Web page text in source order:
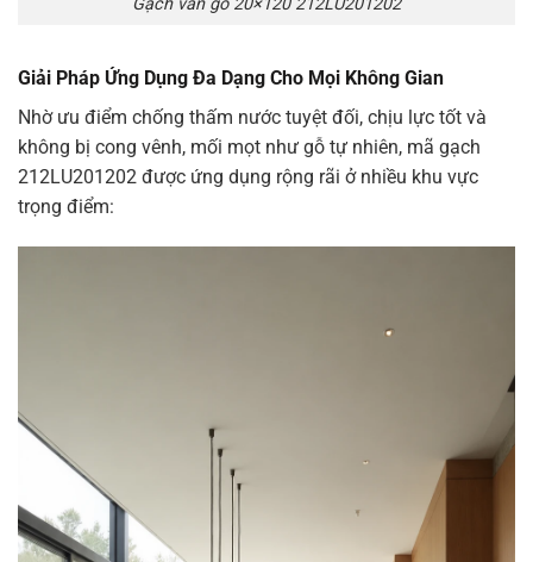
Gạch vân gỗ 20×120 212LU201202
Giải Pháp Ứng Dụng Đa Dạng Cho Mọi Không Gian
Nhờ ưu điểm chống thấm nước tuyệt đối, chịu lực tốt và
không bị cong vênh, mối mọt như gỗ tự nhiên, mã gạch
212LU201202 được ứng dụng rộng rãi ở nhiều khu vực
trọng điểm: